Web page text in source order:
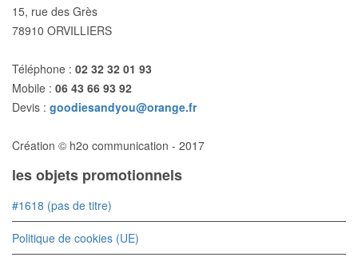
15, rue des Grès
78910 ORVILLIERS
Téléphone : 02 32 32 01 93
Mobile : 06 43 66 93 92
Devis : goodiesandyou@orange.fr
Création © h2o communication - 2017
les objets promotionnels
#1618 (pas de titre)
Politique de cookies (UE)